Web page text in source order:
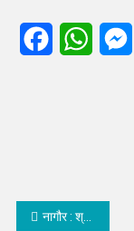
Facebook
Post
नागौर : श्री नृसिंह लक्ष्मी मंदिर में अन्नकूट का भोग लगाया, प्रसाद लेने उम्र श्रद्धालु